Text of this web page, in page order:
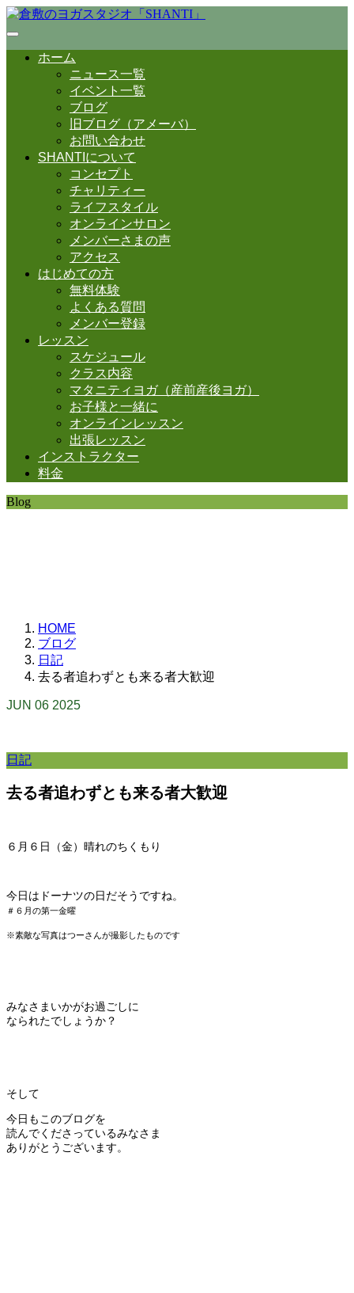
ホーム
ニュース一覧
イベント一覧
ブログ
旧ブログ（アメーバ）
お問い合わせ
SHANTIについて
コンセプト
チャリティー
ライフスタイル
オンラインサロン
メンバーさまの声
アクセス
はじめての方
無料体験
よくある質問
メンバー登録
レッスン
スケジュール
クラス内容
マタニティヨガ（産前産後ヨガ）
お子様と一緒に
オンラインレッスン
出張レッスン
インストラクター
料金
Blog
HOME
ブログ
日記
去る者追わずとも来る者大歓迎
JUN 06 2025
日記
去る者追わずとも来る者大歓迎
６月６日（金）晴れのちくもり
今日はドーナツの日だそうですね。
＃６月の第一金曜
※素敵な写真はつーさんが撮影したものです
みなさまいかがお過ごしに
なられたでしょうか？
そして
今日もこのブログを
読んでくださっているみなさま
ありがとうございます。